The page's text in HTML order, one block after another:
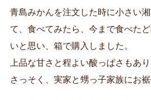
証
済
み
購
者
青島みかんを注文した時に小さい
て、食べてみたら、今まで食べた
いと思い、箱で購入しました。
上品な甘さと程よい酸っぱさもあ
さっそく、実家と甥っ子家族にお裾